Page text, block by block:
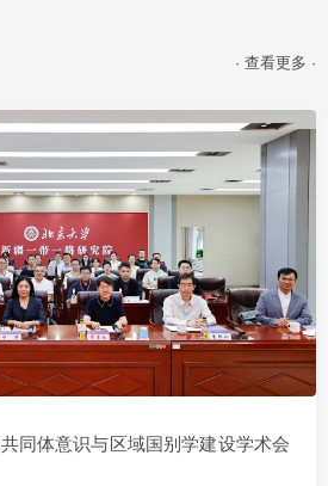
· 查看更多 ·
同体意识与区域国别学建设学术会